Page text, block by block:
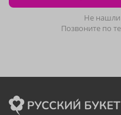
Не
Позвоните по